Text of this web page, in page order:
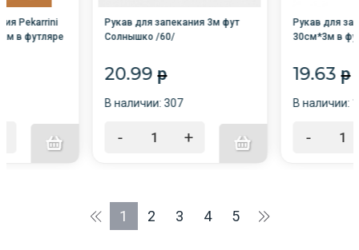
Pekarrini
в футляре
Рукав для запекания 3м фут
Солнышко /60/
20.99 p
В наличии: 307
- +
Рукав для
30см*3м в
19.63 p
В наличии:
-
1 2 3 4 5